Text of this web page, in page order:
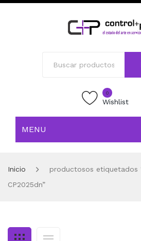
0
Wishlist
MENU
TIENDA
MI CUENTA
Inicio
productosos etiquetados
CP2025dn”